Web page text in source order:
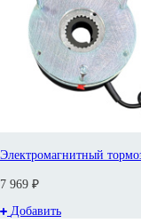
Электромагнитный
7 969 ₽
Добавить